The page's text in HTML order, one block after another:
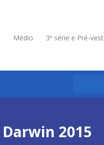
Médio 3ª série e Pré-vest
2015